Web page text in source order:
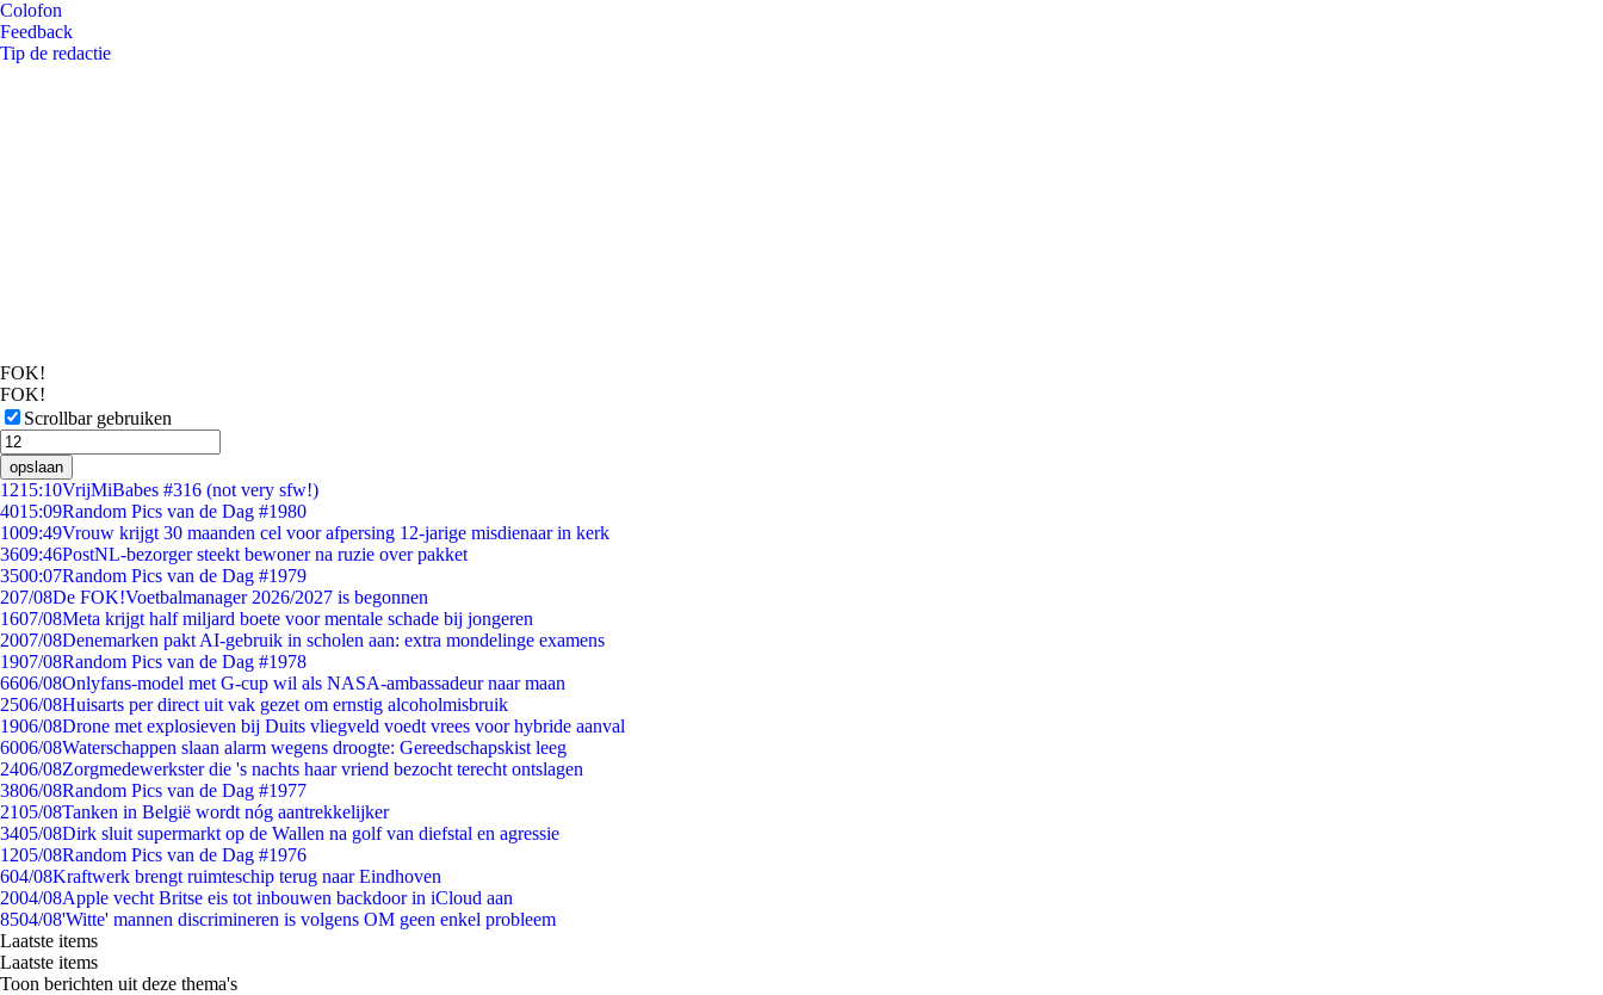
Colofon
Feedback
Tip de redactie
FOK!
FOK!
Scrollbar gebruiken
opslaan
1215:10VrijMiBabes #316 (not very sfw!)
4015:09Random Pics van de Dag #1980
1009:49Vrouw krijgt 30 maanden cel voor afpersing 12-jarige misdienaar in kerk
3609:46PostNL-bezorger steekt bewoner na ruzie over pakket
3500:07Random Pics van de Dag #1979
207/08De FOK!Voetbalmanager 2026/2027 is begonnen
1607/08Meta krijgt half miljard boete voor mentale schade bij jongeren
2007/08Denemarken pakt AI-gebruik in scholen aan: extra mondelinge examens
1907/08Random Pics van de Dag #1978
6606/08Onlyfans-model met G-cup wil als NASA-ambassadeur naar maan
2506/08Huisarts per direct uit vak gezet om ernstig alcoholmisbruik
1906/08Drone met explosieven bij Duits vliegveld voedt vrees voor hybride aanval
6006/08Waterschappen slaan alarm wegens droogte: Gereedschapskist leeg
2406/08Zorgmedewerkster die 's nachts haar vriend bezocht terecht ontslagen
3806/08Random Pics van de Dag #1977
2105/08Tanken in België wordt nóg aantrekkelijker
3405/08Dirk sluit supermarkt op de Wallen na golf van diefstal en agressie
1205/08Random Pics van de Dag #1976
604/08Kraftwerk brengt ruimteschip terug naar Eindhoven
2004/08Apple vecht Britse eis tot inbouwen backdoor in iCloud aan
8504/08'Witte' mannen discrimineren is volgens OM geen enkel probleem
Laatste items
Laatste items
Toon berichten uit deze thema's